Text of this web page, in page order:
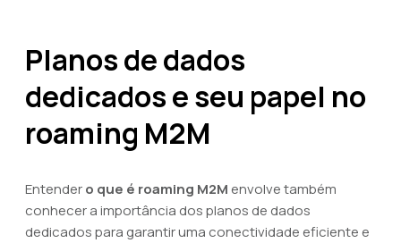
Planos de dados
dedicados e seu papel no
roaming M2M
Entendero que é roaming M2M envolve também
conhecer a importância dos planos de dados
dedicados para garantir uma conectividade eficiente e